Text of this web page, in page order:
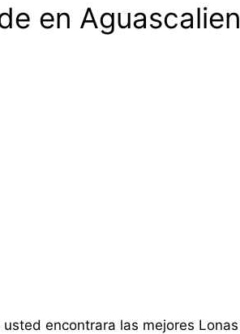
en
usted encontrara las mejores